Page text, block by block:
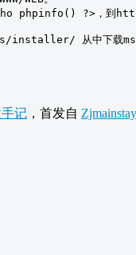
echo phpinfo() ?>，到
手记 ，首发自